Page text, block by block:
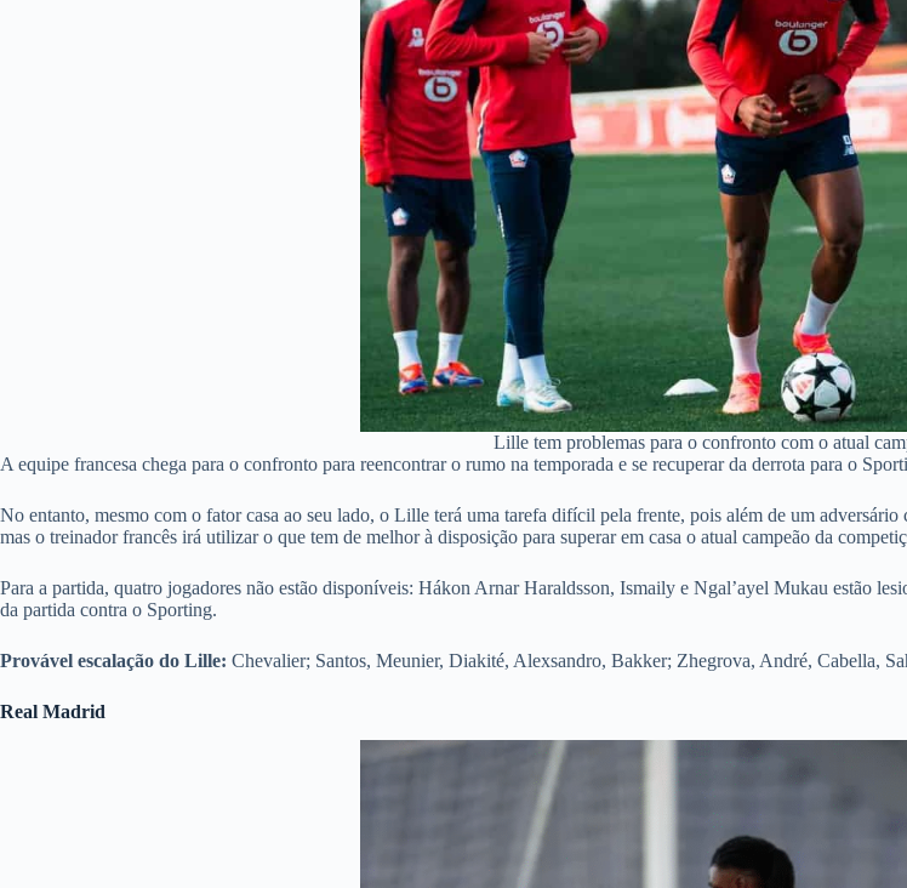
Lille tem problemas para o confronto com o atual
A equipe francesa chega para o confronto para reencontrar o rumo na temporada e se recuperar da derrota para o
No entanto, mesmo com o fator casa ao seu lado, o Lille terá uma tarefa difícil pela frente, pois além de um
mas o treinador francês irá utilizar o que tem de melhor à disposição para superar em casa o atual campeão da
Para a partida, quatro jogadores não estão disponíveis: Hákon Arnar Haraldsson, Ismaily e Ngal’ayel Mukau estão
da partida contra o Sporting.
Provável escalação do Lille: Chevalier; Santos, Meunier, Diakité, Alexsandro, Bakker; Zhegrova, André, Cabella,
Real Madrid